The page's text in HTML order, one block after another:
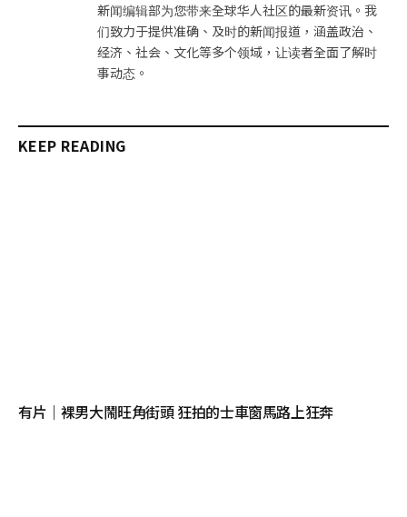
新闻编辑部为您带来全球华人社区的最新资讯。我
们致力于提供准确、及时的新闻报道，涵盖政治、
经济、社会、文化等多个领域，让读者全面了解时
事动态。
KEEP READING
有片｜裸男大鬧旺角街頭 狂拍的士車窗馬路上狂奔